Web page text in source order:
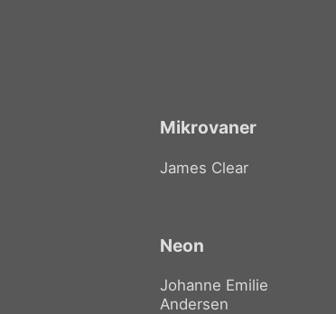
Mikrovaner
James Clear
Neon
Johanne Emilie
Andersen